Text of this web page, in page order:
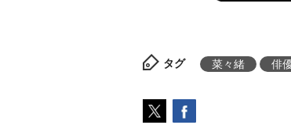
タグ 菜々緒 俳